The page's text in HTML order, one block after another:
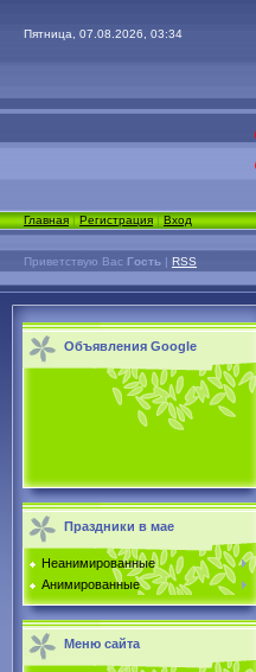
Пятница, 07.08.2026, 03:34
Главная|Регистрация|Вход
Приветствую Вас Гость | RSS
Объявления Google
Праздники в мае
Неанимированные
Анимированные
Меню сайта